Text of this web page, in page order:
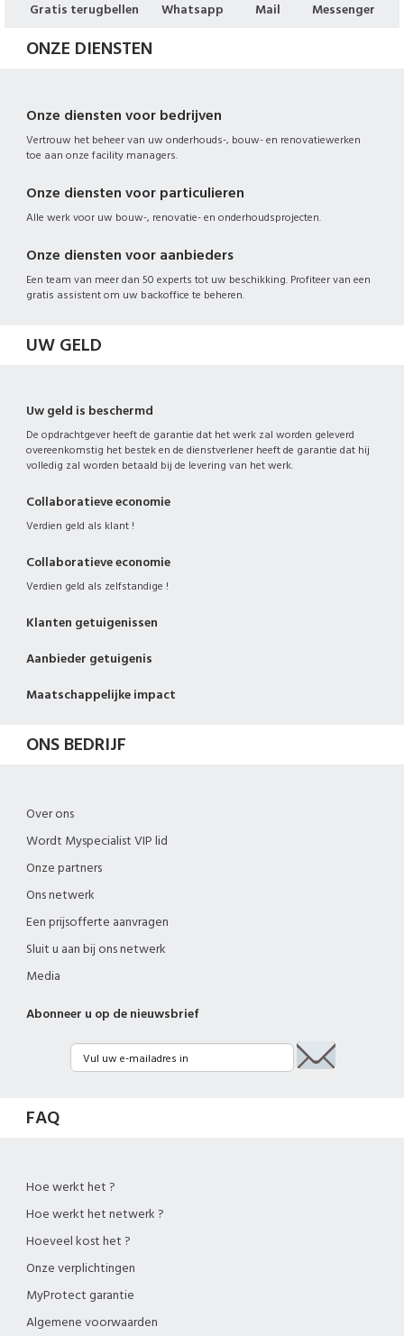
Gratis terugbellen Whatsapp Mail Messenger
ONZE DIENSTEN
Onze diensten voor bedrijven
Vertrouw het beheer van uw onderhouds-, bouw- en renovatiewerken
toe aan onze facility managers.
Onze diensten voor particulieren
Alle werk voor uw bouw-, renovatie- en onderhoudsprojecten.
Onze diensten voor aanbieders
Een team van meer dan 50 experts tot uw beschikking. Profiteer van een
gratis assistent om uw backoffice te beheren.
UW GELD
Uw geld is beschermd
De opdrachtgever heeft de garantie dat het werk zal worden geleverd
overeenkomstig het bestek en de dienstverlener heeft de garantie dat hij
volledig zal worden betaald bij de levering van het werk.
Collaboratieve economie
Verdien geld als klant !
Collaboratieve economie
Verdien geld als zelfstandige !
Klanten getuigenissen
Aanbieder getuigenis
Maatschappelijke impact
ONS BEDRIJF
Over ons
Wordt Myspecialist VIP lid
Onze partners
Ons netwerk
Een prijsofferte aanvragen
Sluit u aan bij ons netwerk
Media
Abonneer u op de nieuwsbrief
FAQ
Hoe werkt het ?
Hoe werkt het netwerk ?
Hoeveel kost het ?
Onze verplichtingen
MyProtect garantie
Algemene voorwaarden